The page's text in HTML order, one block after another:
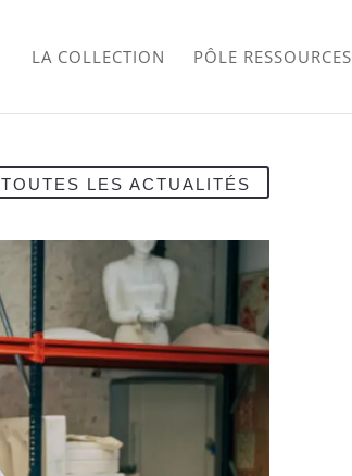
LA COLLECTION PÔLE RESSOURCES
TOUTES LES ACTUALITÉS